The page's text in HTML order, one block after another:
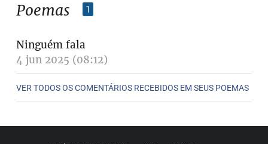
Poemas 1
Ninguém fala
4 jun 2025 (08:12)
VER TODOS OS COMENTÁRIOS RECEBIDOS EM SEUS POEMAS